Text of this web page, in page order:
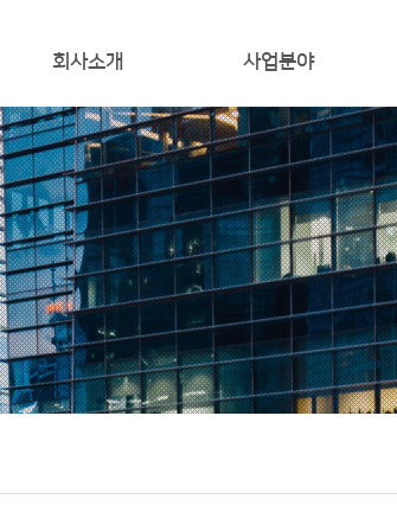
회사소개
인사말
오시는 길
사업분야
사업소개
사업분야